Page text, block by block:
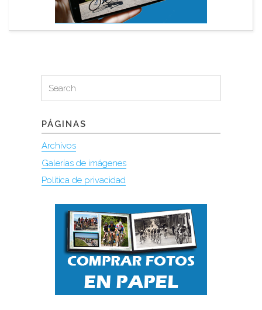
for:
Search
PÁGINAS
Archivos
Galerías de imágenes
Política de privacidad